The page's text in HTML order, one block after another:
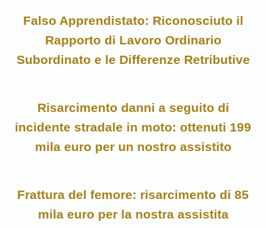
Falso Apprendistato: Riconosciuto il
Rapporto di Lavoro Ordinario
Subordinato e le Differenze Retributive
Risarcimento danni a seguito di
incidente stradale in moto: ottenuti 199
mila euro per un nostro assistito
Frattura del femore: risarcimento di 85
mila euro per la nostra assistita